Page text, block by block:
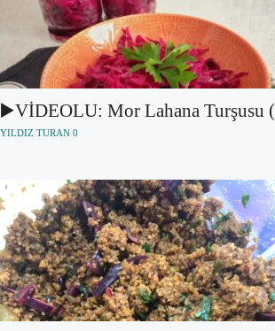
▶️VİDEOLU: Mor Lahana Turşusu
YILDIZ TURAN 0